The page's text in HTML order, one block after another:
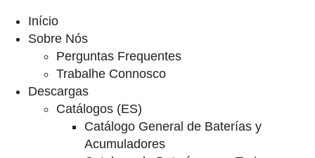
Início
Sobre Nós
Perguntas Frequentes
Trabalhe Connosco
Descargas
Catálogos (ES)
Catálogo General de Baterías y
Acumuladores